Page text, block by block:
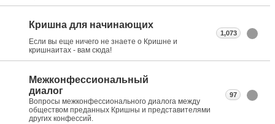
Кришна для начинающих
Если вы еще ничего не знаете о Кришне и
кришнаитах - вам сюда!
1,073
Межконфессиональный
диалог
Вопросы межконфессионального диалога между
обществом преданных Кришны и представителями
других конфессий.
97